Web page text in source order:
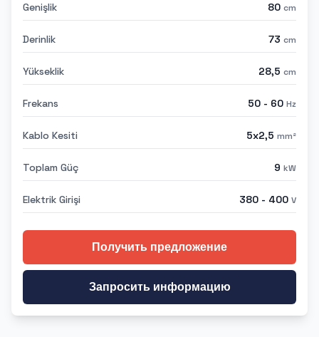
Genişlik 80 cm
Derinlik 73 cm
Yükseklik 28,5 cm
Frekans 50 - 60 Hz
Kablo Kesiti 5x2,5 mm²
Toplam Güç 9 kW
Elektrik Girişi 380 - 400 V
Получить предложение
Запросить информацию